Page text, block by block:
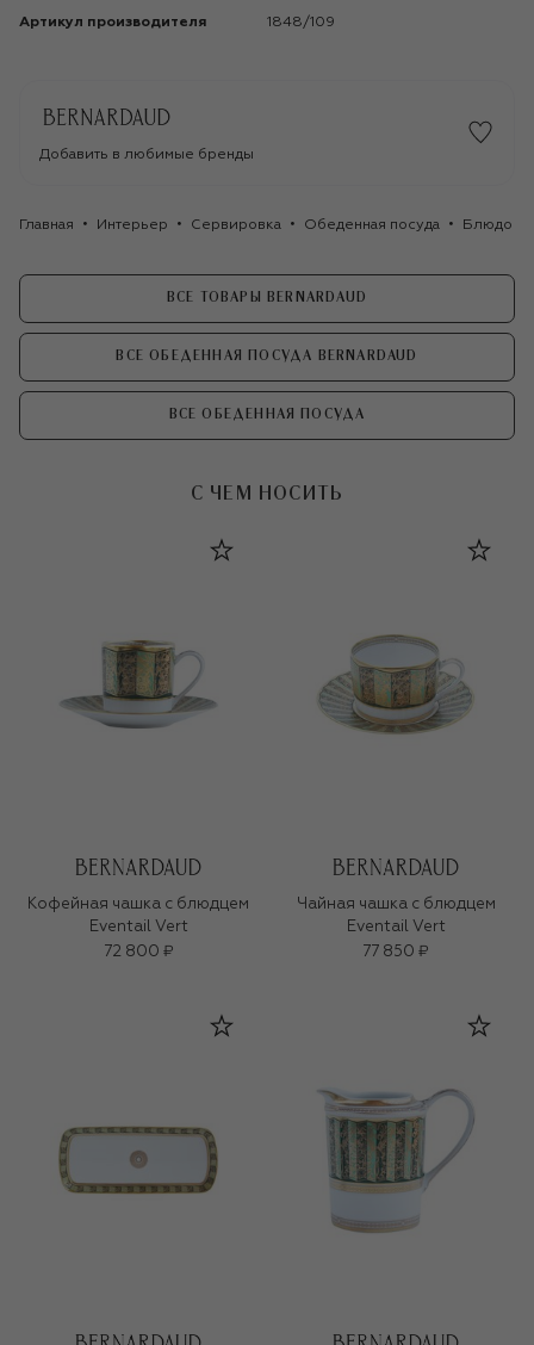
Артикул производителя 1848/109
Добавить в любимые бренды
Главная Интерьер Сервировка Обеденная посуда Блюдо
ВСЕ ТОВАРЫ BERNARDAUD
ВСЕ ОБЕДЕННАЯ ПОСУДА BERNARDAUD
ВСЕ ОБЕДЕННАЯ ПОСУДА
С ЧЕМ НОСИТЬ
Кофейная чашка с блюдцем
Eventail Vert
72 800 ₽
Чайная чашка с блюдцем
Eventail Vert
77 850 ₽